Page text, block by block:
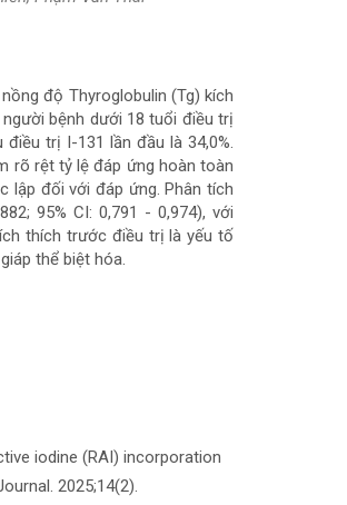
độ Thyroglobulin (Tg) kích
bệnh dưới 18 tuổi điều trị
trị I-131 lần đầu là 34,0%.
rõ rệt tỷ lệ đáp ứng hoàn toàn
lập đối với đáp ứng. Phân tích
95% CI: 0,791 - 0,974), với
thích trước điều trị là yếu tố
thể biệt hóa.
iodine (RAI) incorporation
2025;14(2).